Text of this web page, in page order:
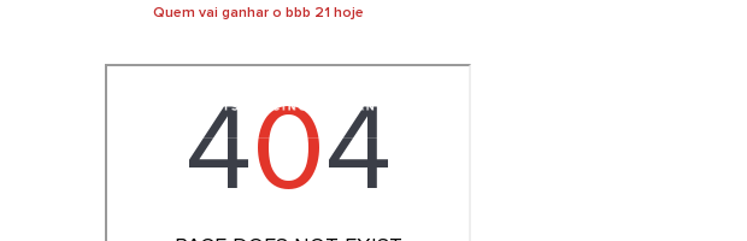
Quem vai ganhar o bbb 21 hoje